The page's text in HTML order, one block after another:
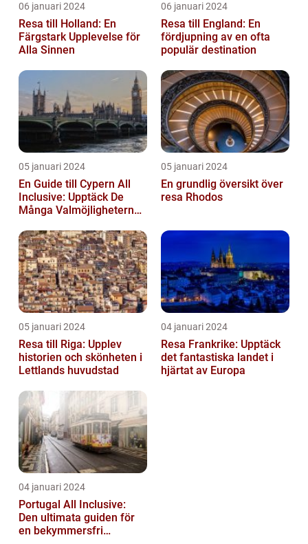
06 januari 2024
Resa till Holland: En
Färgstark Upplevelse för
Alla Sinnen
06 januari 2024
Resa till England: En
fördjupning av en ofta
populär destination
05 januari 2024
En Guide till Cypern All
Inclusive: Upptäck De
Många Valmöjligheterna
Semester...
05 januari 2024
En grundlig översikt över
resa Rhodos
05 januari 2024
Resa till Riga: Upplev
historien och skönheten i
Lettlands huvudstad
04 januari 2024
Resa Frankrike: Upptäck
det fantastiska landet i
hjärtat av Europa
04 januari 2024
Portugal All Inclusive:
Den ultimata guiden för
en bekymmersfri